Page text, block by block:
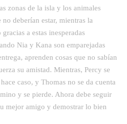
zonas de la isla y los animales
deberían estar, mientras la
a estas inesperadas
Nia y Kana son emparejadas
aprenden cosas que no sabían
su amistad. Mientras, Percy se
caso, y Thomas no se da cuenta
y se pierde. Ahora debe seguir
mejor amigo y demostrar lo bien